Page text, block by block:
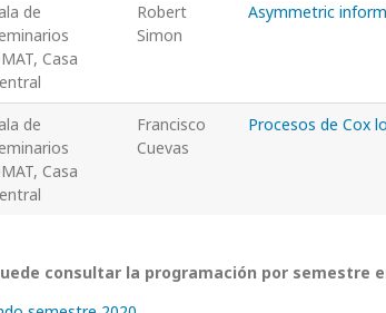
de
Casa
Robert
Simon
Asymmetric
de
Casa
Francisco
Cuevas
Procesos de Cox
consultar la programación por semestre